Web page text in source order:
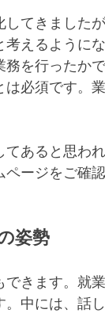
てきました
えるように
を行ったか
必須です。
あると思わ
ージをご確
姿勢
きます。就
中には、話